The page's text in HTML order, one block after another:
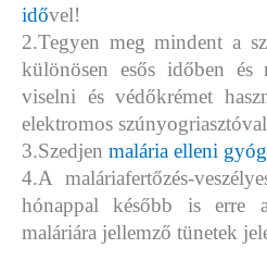
idővel!
2.Tegyen meg mindent a
különösen esős időben és
viselni és védőkrémet
elektromos
3.Szedjen malária elleni
4.A maláriafertőzés-
hónappal később is erre
maláriára jellemző tünetek